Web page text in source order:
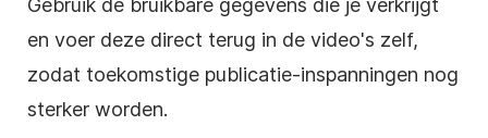
Gebruik de bruikbare gegevens die je verkrijgt
en voer deze direct terug in de video's zelf,
zodat toekomstige publicatie-inspanningen nog
sterker worden.